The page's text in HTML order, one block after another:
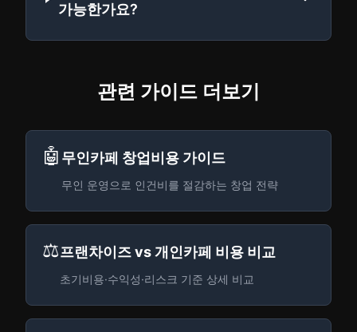
가능한가요?
관련 가이드 더보기
🤖 무인카페 창업비용 가이드
무인 운영으로 인건비를 절감하는 창업 전략
⚖️프랜차이즈 vs 개인카페 비용 비교
초기비용·수익성·리스크 기준 상세 비교